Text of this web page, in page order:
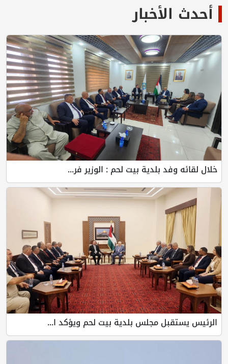
أحدث الأخبار
خلال لقائه وفد بلدية بيت لحم : الوزير فر...
الرئيس يستقبل مجلس بلدية بيت لحم ويؤكد ا...